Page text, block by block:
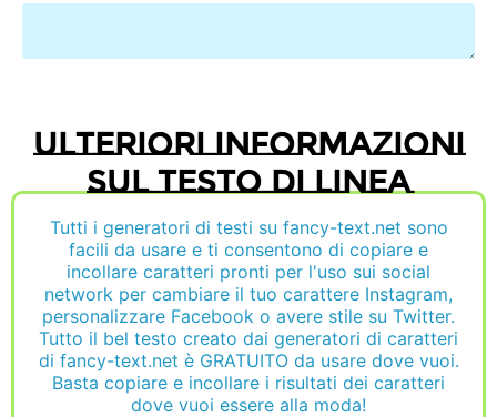
Ulteriori informazioni
sul testo di linea
Tutti i generatori di testi su fancy-text.net sono
facili da usare e ti consentono di copiare e
incollare caratteri pronti per l'uso sui social
network per cambiare il tuo carattere Instagram,
personalizzare Facebook o avere stile su Twitter.
Tutto il bel testo creato dai generatori di caratteri
di fancy-text.net è GRATUITO da usare dove vuoi.
Basta copiare e incollare i risultati dei caratteri
dove vuoi essere alla moda!